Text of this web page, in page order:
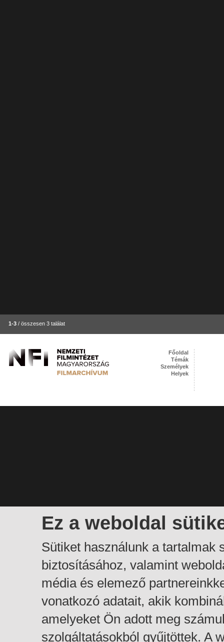
1-3 / összesen 3 találat
Ez a weboldal
Sütiket használunk a tartalmak
biztosításához, valamint
média és elemező
vonatkozó adatait, akik
amelyeket Ön adott meg
szolgáltatásokból gyűjtöttek. A
Főoldal
Témák
Személyek
Helyek